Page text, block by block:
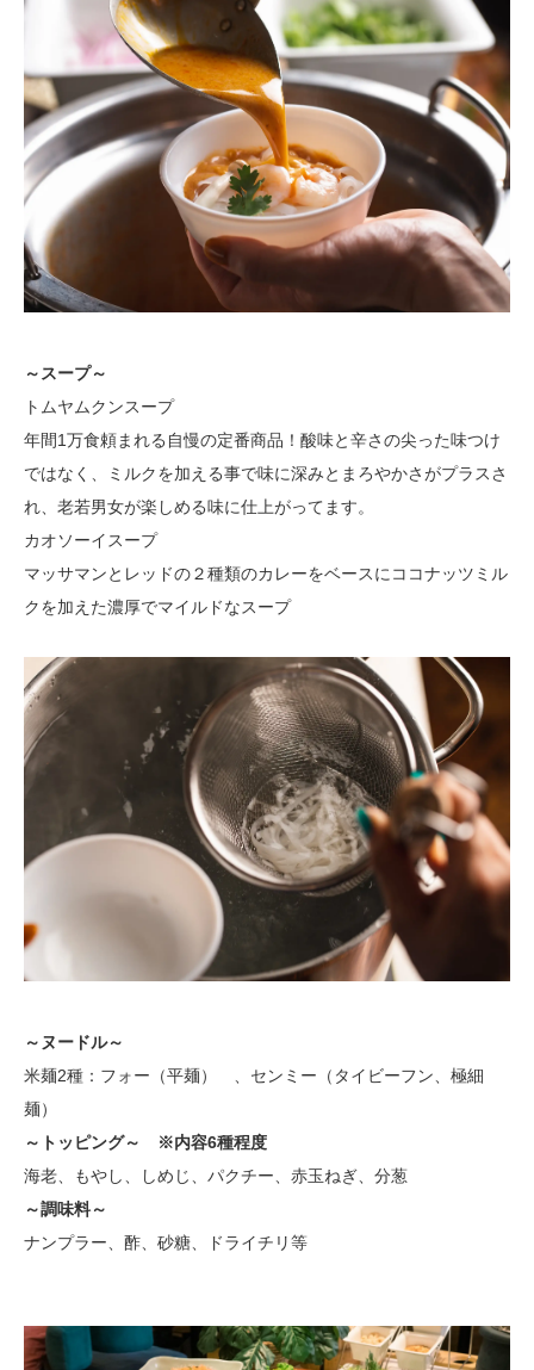
～スープ～
トムヤムクンスープ
年間1万食頼まれる自慢の定番商品！酸味と辛さの尖った味つけ
ではなく、ミルクを加える事で味に深みとまろやかさがプラスさ
れ、老若男女が楽しめる味に仕上がってます。
カオソーイスープ
マッサマンとレッドの２種類のカレーをベースにココナッツミル
クを加えた濃厚でマイルドなスープ
～ヌードル～
米麺2種：フォー（平麺） 、センミー（タイビーフン、極細
麺）
～トッピング～ ※内容6種程度
海老、もやし、しめじ、パクチー、赤玉ねぎ、分葱
～調味料～
ナンプラー、酢、砂糖、ドライチリ等